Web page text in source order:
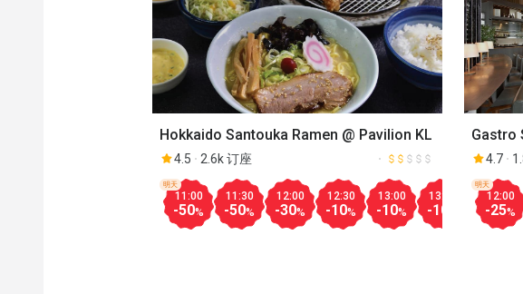
Hokkaido Santouka Ramen @ Pavilion KL
4.5 2.6k 订座
11:00
-50%
明天
11:30
-50%
12:00
-30%
12:30
-10%
13:00
-10%
13:30
-10
14:00
-10%
Gastro
4.7
12:00
-25%
明天